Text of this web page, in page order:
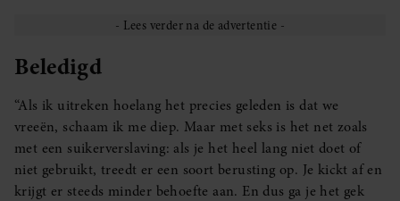
Beledigd
“Als ik uitreken hoelang het precies geleden is dat we
vreeën, schaam ik me diep. Maar met seks is het net zoals
met een suikerverslaving: als je het heel lang niet doet of
niet gebruikt, treedt er een soort berusting op. Je kickt af en
krijgt er steeds minder behoefte aan. En dus ga je het gek